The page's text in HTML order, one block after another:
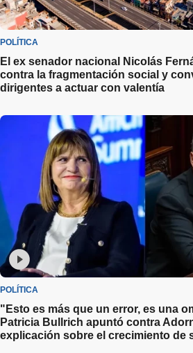
POLÍTICA
El ex senador nacional Nicolás
contra la fragmentación social y
dirigentes a actuar con valentía
POLÍTICA
"Esto es más que un error, es una
Patricia Bullrich apuntó contra
explicación sobre el crecimiento de